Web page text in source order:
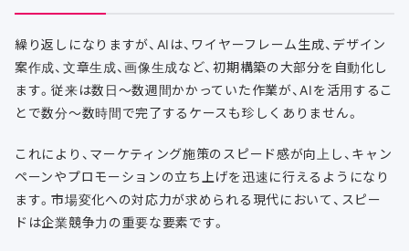
繰り返しになりますが、AIは、ワイヤーフレーム生成、デザイン
案作成、文章生成、画像生成など、初期構築の大部分を自動化し
ます。従来は数日〜数週間かかっていた作業が、AIを活用するこ
とで数分〜数時間で完了するケースも珍しくありません。
これにより、マーケティング施策のスピード感が向上し、キャン
ペーンやプロモーションの立ち上げを迅速に行えるようになり
ます。市場変化への対応力が求められる現代において、スピー
ドは企業競争力の重要な要素です。